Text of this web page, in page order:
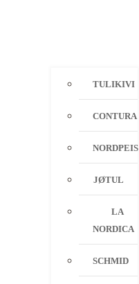
TULIKIVI
CONTURA
NORDPEIS
JØTUL
LA
NORDICA
SCHMID